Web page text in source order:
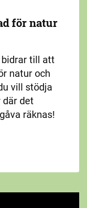
för natur
bidrar till att
natur och
vill stödja
det
räknas!